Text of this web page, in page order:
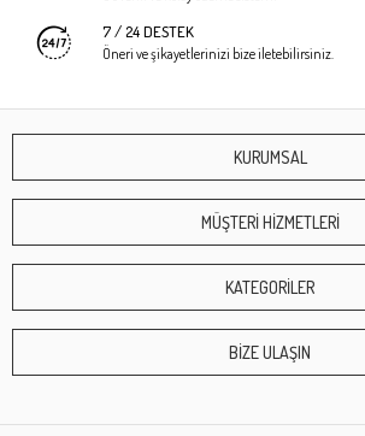
7 / 24 DESTEK
Öneri ve şikayetlerinizi bize iletebilirsiniz.
KURUMSAL
MÜŞTERİ HİZMETLERİ
KATEGORİLER
BİZE ULAŞIN